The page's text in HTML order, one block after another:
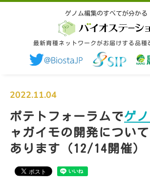
ゲノム編集のすべてが分かる
最新育種ネットワークがお届けする品種
ゲノム編集のすべてが分かる
最新育種ネットワークがお届けする品種
品種改良とバイオ入門
ゲノム編集の取扱いルール
研究開発の動向
2022.11.04
ポテトフォーラムでゲ
ャガイモの開発につい
あります（12/14開催）